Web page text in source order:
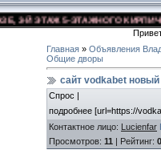
Й ЭТАЖ 5-ЭТАЖНОГО
Главная » Объявления
Общие дворы
сайт vodkabet новый
Спрос |
подробнее [url=https://
Контактное лицо: Lucienfar
Просмотров: 11 | Рейтинг: